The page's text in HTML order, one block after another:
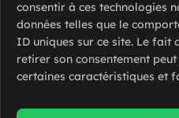
consentir à ces technologies
données telles que le
ID uniques sur ce site. Le fait
retirer son consentement
certaines caractéristiques et
Elagueur – H/F
Chelles (77500)
CDI